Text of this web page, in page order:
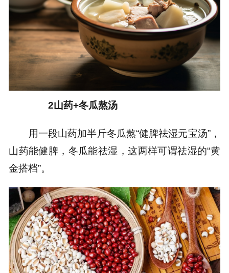
2山药+冬瓜熬汤
用一段山药加半斤冬瓜熬“健脾祛湿元宝汤”，
山药能健脾，冬瓜能祛湿，这两样可谓祛湿的“黄
金搭档”。